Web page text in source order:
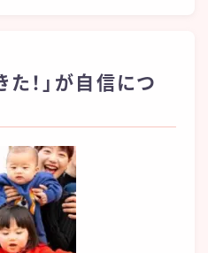
た！」が自信につ